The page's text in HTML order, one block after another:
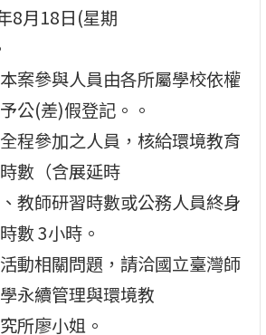
8月18日(星期
案參與人員由各所屬學校依權
公(差)假登記。。
程參加之人員，核給環境教育
數（含展延時
教師研習時數或公務人員終身
數 3小時。
動相關問題，請洽國立臺灣師
永續管理與環境教
所廖小姐。